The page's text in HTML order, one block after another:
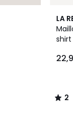
LA
2
/
5
2
/